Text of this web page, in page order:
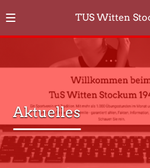
TUS Witten
Aktuelles